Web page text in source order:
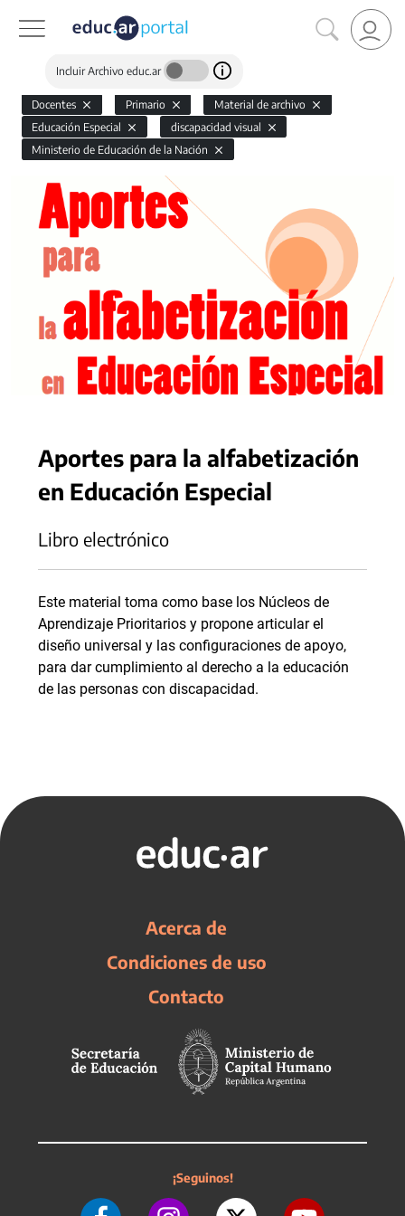
Incluir Archivo educ.ar
Docentes Primario
Material de archivo
Educación Especial
discapacidad visual
Ministerio de Educación de la Nación
Aportes para la alfabetización
en Educación Especial
Libro electrónico
Este material toma como base los Núcleos de
Aprendizaje Prioritarios y propone articular el
diseño universal y las configuraciones de apoyo,
para dar cumplimiento al derecho a la educación
de las personas con discapacidad.
Acerca de
Condiciones de uso
Contacto
¡Seguinos!